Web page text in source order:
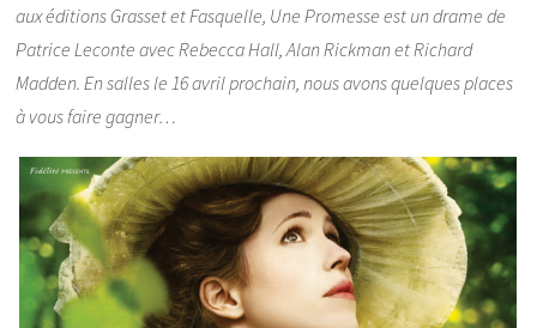
aux éditions Grasset et Fasquelle, Une Promesse est un drame de
Patrice Leconte avec Rebecca Hall, Alan Rickman et Richard
Madden. En salles le 16 avril prochain, nous avons quelques places
à vous faire gagner…